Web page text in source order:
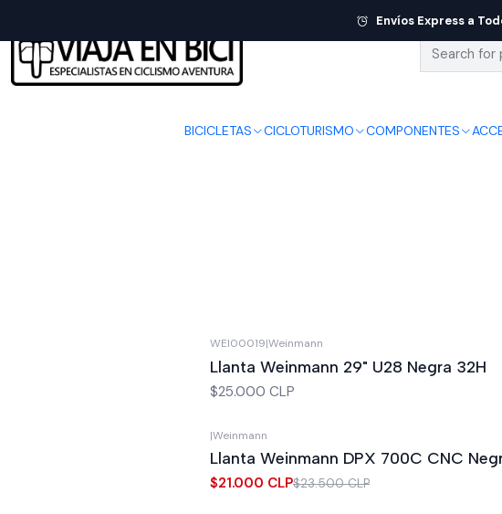
BICICLETAS CICLOTURISMO COMPONENTES
Envíos Express a
WEI00019|Weinmann
Llanta Weinmann 29" U28 Negra 32H
$25.000 CLP
-11% OFF
|Weinmann
Llanta Weinmann DPX 700C CNC
$21.000 CLP$23.500 CLP